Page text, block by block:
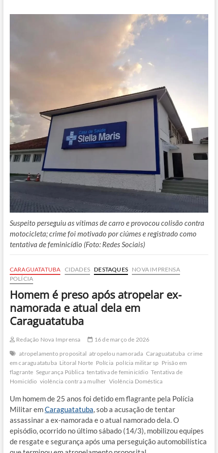
Suspeito perseguiu as vítimas de carro e provocou colisão contra
motocicleta; crime foi motivado por ciúmes e registrado como
tentativa de feminicídio (Foto: Redes Sociais)
CARAGUATATUBA CIDADES DESTAQUES
NOVA IMPRENSA
POLÍCIA
Homem é preso após atropelar ex-
namorada e atual dela em
Caraguatatuba
Redação Nova Imprensa
16 de março de 2026
atropelamento proposital atropelou namorada Caraguatatuba crime
em caraguatatuba Litoral Norte Polícia polícia militar sp Prisão em
flagrante Segurança Pública tentativa de feminicídio Tentativa de
Homicídio violência contra a mulher Violência Doméstica
Um homem de 25 anos foi detido em flagrante pela Polícia
Militar emCaraguatatuba, sob a acusação de tentar
assassinar a ex-namorada e o atual namorado dela. O
episódio, ocorrido no último sábado (14/3), mobilizou equipes
de resgate e segurança após uma perseguição automobilística